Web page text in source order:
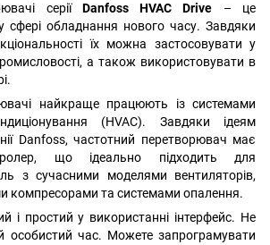
серії Danfoss HVAC Drive – це
сфері обладнання нового часу. Завдяки
їх можна застосовувати у
а також використовувати в
найкраще працюють із системами
(HVAC). Завдяки ідеям
Danfoss, частотний перетворювач має
що ідеально підходить для
з сучасними моделями вентиляторів,
компресорами та системами опалення.
і простий у використанні інтерфейс. Не
особистий час. Можете запрограмувати